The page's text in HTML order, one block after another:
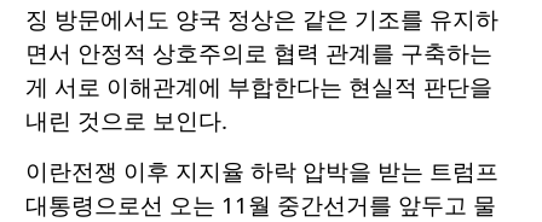
징 방문에서도 양국 정상은 같은 기조를 유지하
면서 안정적 상호주의로 협력 관계를 구축하는
게 서로 이해관계에 부합한다는 현실적 판단을
내린 것으로 보인다.
이란전쟁 이후 지지율 하락 압박을 받는 트럼프
대통령으로선 오는 11월 중간선거를 앞두고 물